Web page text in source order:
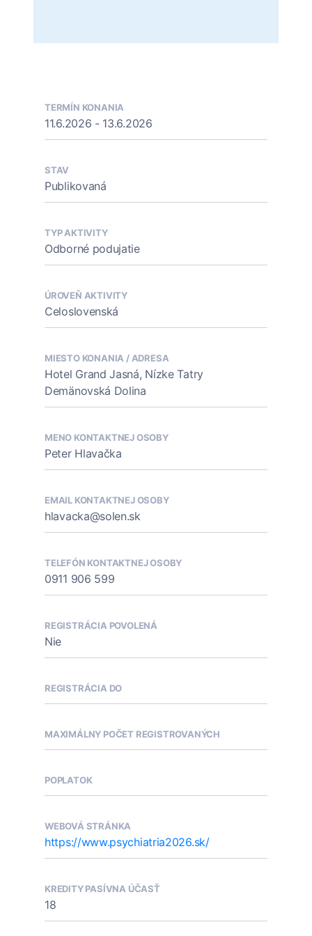
TERMÍN KONANIA
11.6.2026 - 13.6.2026
STAV
Publikovaná
TYP AKTIVITY
Odborné podujatie
ÚROVEŇ AKTIVITY
Celoslovenská
MIESTO KONANIA / ADRESA
Hotel Grand Jasná, Nízke Tatry
Demänovská Dolina
MENO KONTAKTNEJ OSOBY
Peter Hlavačka
EMAIL KONTAKTNEJ OSOBY
hlavacka@solen.sk
TELEFÓN KONTAKTNEJ OSOBY
0911 906 599
REGISTRÁCIA POVOLENÁ
Nie
REGISTRÁCIA DO
MAXIMÁLNY POČET REGISTROVANÝCH
POPLATOK
WEBOVÁ STRÁNKA
https://www.psychiatria2026.sk/
KREDITY PASÍVNA ÚČASŤ
18